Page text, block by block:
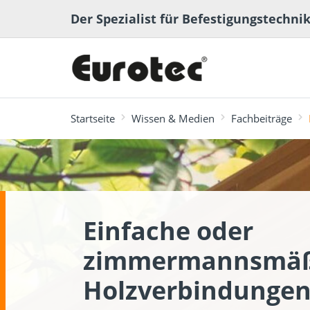
Der Spezialist für Befestigungstechnik
Terrassen- und
Gartenbau
meistgesucht
Terrassenplaner ECS-
Fachbeiträge Lexikon
Startseite Wissen & Medien Fachbeiträge
Einfache oder
Holzverbindungen